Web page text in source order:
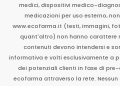
medici, dispositivi medico-
medicazioni per uso esterno,
www.ecofarma.it (testi, immagini,
quant'altro) non hanno carattere
contenuti devono intendersi e
informativa e volti esclusivamente a
dei potenziali clienti in fase di
ecofarma attraverso la rete.